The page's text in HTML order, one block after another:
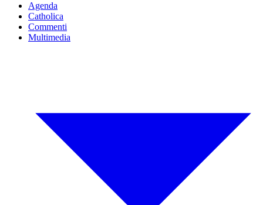
Agenda
Catholica
Commenti
Multimedia